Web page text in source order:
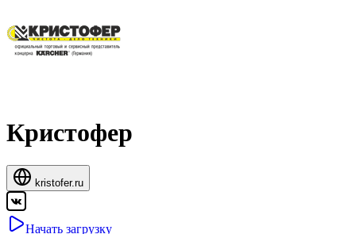
Кристофер
kristofer.ru
Начать загрузку